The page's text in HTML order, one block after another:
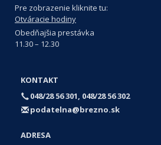
Pre zobrazenie kliknite tu:
Otváracie hodiny
Obedňajšia prestávka
11.30 – 12.30
KONTAKT
048/28 56 301, 048/28 56 302
podatelna@brezno.sk
ADRESA